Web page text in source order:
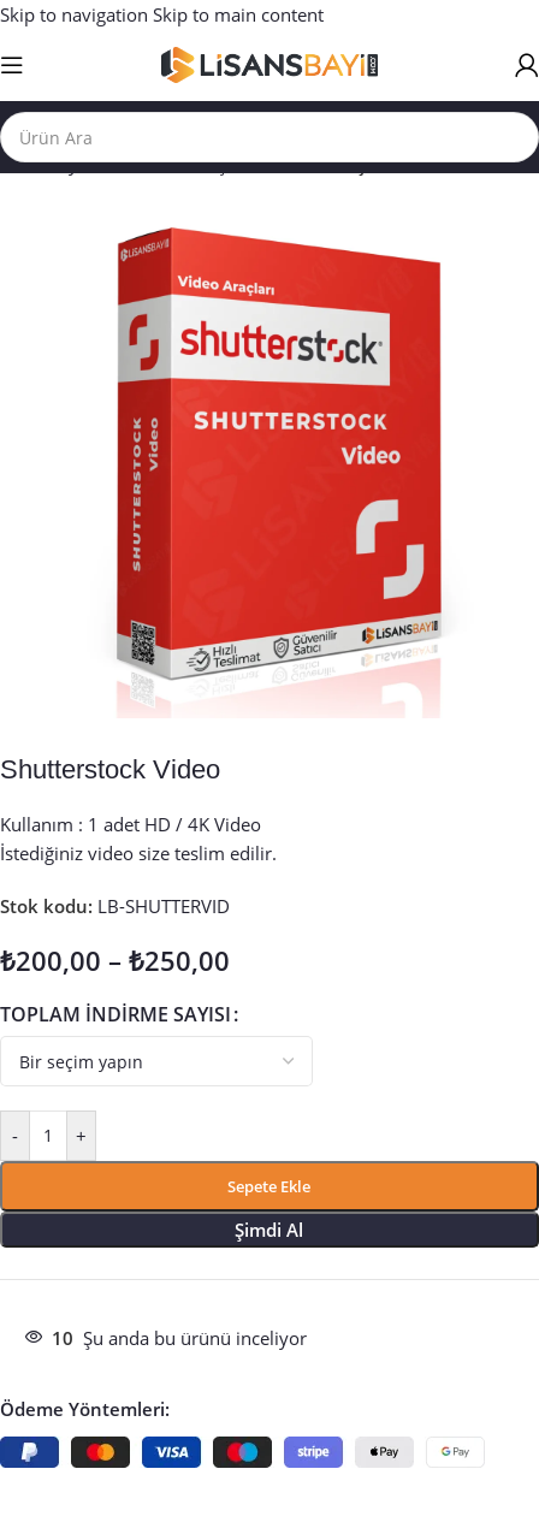
Skip to navigation Skip to main content
Ana Sayfa/ GÖRSEL ARAÇLAR/ Video Araçları
Shutterstock Video
Kullanım : 1 adet HD / 4K Video
İstediğiniz video size teslim edilir.
Stok kodu: LB-SHUTTERVID
₺200,00 – ₺250,00
TOPLAM INDIRME SAYISI
- +
Sepete Ekle
Şimdi Al
10 Şu anda bu ürünü inceliyor
Ödeme Yöntemleri: